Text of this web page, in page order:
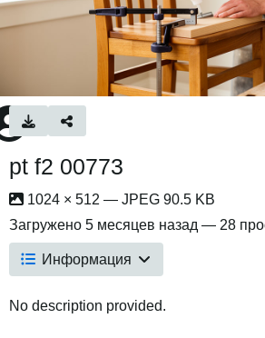
pt f2 00773
1024 × 512 — JPEG 90.5 KB
Загружено 5 месяцев назад — 28
Информация
No description provided.